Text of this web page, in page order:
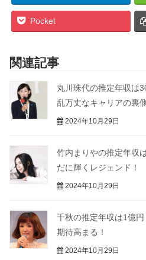
Pocket
関連記事
丸川珠代の推定年収は
乱万丈なキャリアの裏
2024年10月29日
竹内まりやの推定年収
だに輝くレジェンド！
2024年10月29日
千秋の推定年収は1億
期待高まる！
2024年10月29日